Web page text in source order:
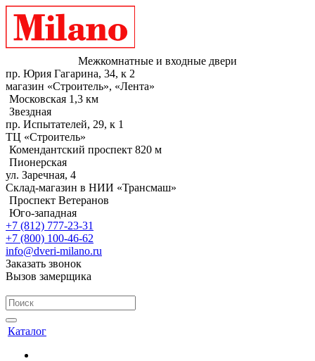
Межкомнатные и входные двери
пр. Юрия Гагарина, 34, к 2
магазин «Строитель», «Лента»
Московская 1,3 км
Звездная
пр. Испытателей, 29, к 1
ТЦ «Строитель»
Комендантский проспект 820 м
Пионерская
ул. Заречная, 4
Склад-магазин в НИИ «Трансмаш»
Проспект Ветеранов
Юго-западная
+7 (812) 777-23-31
+7 (800) 100-46-62
info@dveri-milano.ru
Заказать звонок
Вызов замерщика
Каталог